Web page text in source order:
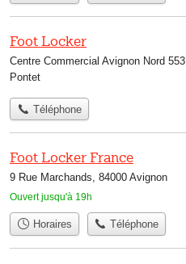
Foot Locker
Centre Commercial Avignon Nord
Pontet
Téléphone
Foot Locker France
9 Rue Marchands, 84000 Avignon
Ouvert jusqu'à 19h
Horaires Téléphone